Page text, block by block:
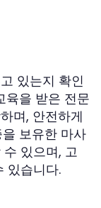
있는지 확인
육을 받은 전문
며, 안전하게
보유한 마사
있으며, 고
있습니다.